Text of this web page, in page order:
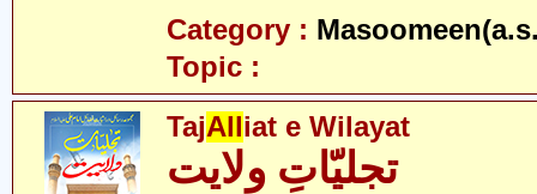
Category :
Topic :
TajAlliat e Wilayat
تجلیّاتِ ولایت